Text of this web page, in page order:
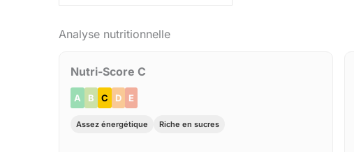
Analyse nutritionnelle
Nutri-Score C
A B C D E
Assez énergétique Riche en sucres